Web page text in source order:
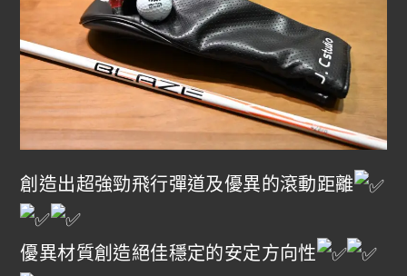
創造出超強勁飛行彈道及優異的滾動距離
優異材質創造絕佳穩定的安定方向性